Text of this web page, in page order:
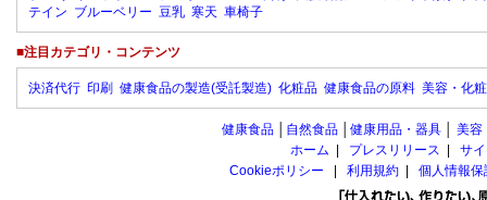
テイン ブルーベリー 豆乳 寒天 車椅子
■注目カテゴリ・コンテンツ
決済代行 印刷 健康食品の製造(受託製造) 化粧品 健康食品の原料 美容・化
健康食品 自然食品 健康用品・器具 美容
ホーム
プレスリリース
サ
Cookieポリシー
利用規約 個人情報